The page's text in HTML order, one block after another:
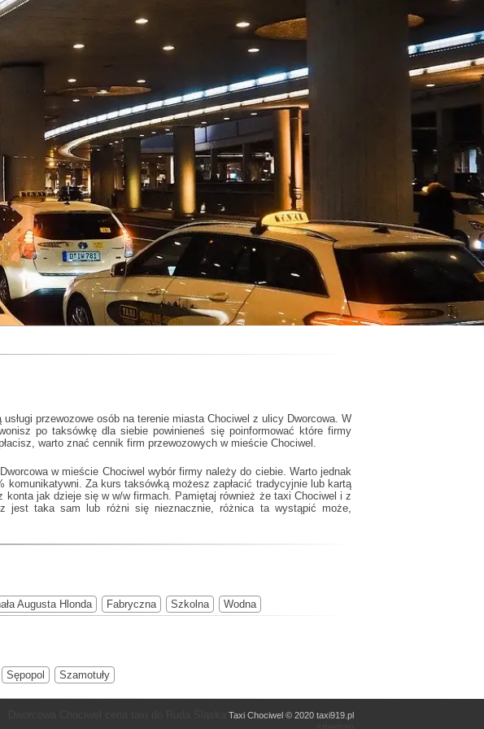
przewozowe osób na terenie miasta Chociwel z ulicy Dworcowa. W
po taksówkę dla siebie powinieneś się poinformować które firmy
warto znać cennik firm przewozowych w mieście Chociwel.
w mieście Chociwel wybór firmy należy do ciebie. Warto jednak
Za kurs taksówką możesz zapłacić tradycyjnie lub kartą
konta jak dzieje się w w/w firmach. Pamiętaj również że taxi Chociwel i z
jest taka sam lub różni się nieznacznie, różnica ta wystąpić może,
Augusta Hlonda Fabryczna Szkolna Wodna
Sępopol Szamotuły
Taxi Chociwel © 2020 taxi919.pl